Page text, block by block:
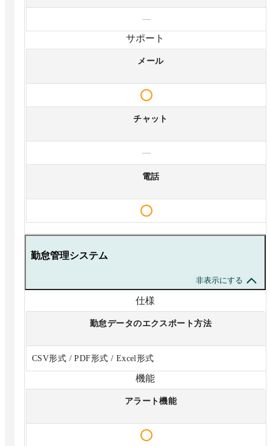
—
サポート
メール
チャット
—
電話
勤怠管理システム
非表示にする
仕様
勤怠データのエクスポート方法
CSV形式 / PDF形式 / Excel形式
機能
アラート機能